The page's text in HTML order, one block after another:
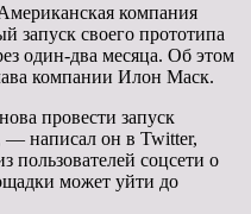
компания
запуск своего прототипа
один-два месяца. Об этом
компании Илон Маск.
провести запуск
— написал он в Twitter,
пользователей соцсети о
может уйти до